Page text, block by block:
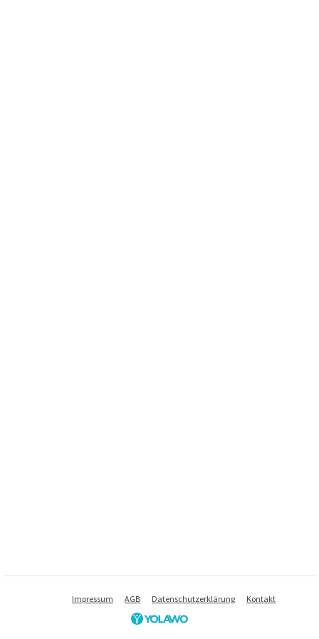
Impressum AGB Datenschutzerklärung Kontakt